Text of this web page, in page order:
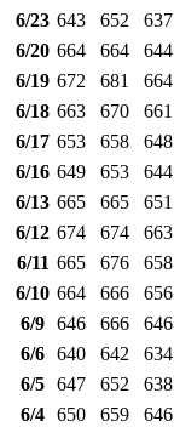
6/23 643 652 637
6/20 664 664 644
6/19 672 681 664
6/18 663 670 661
6/17 653 658 648
6/16 649 653 644
6/13 665 665 651
6/12 674 674 663
6/11 665 676 658
6/10 664 666 656
6/9 646 666 646
6/6 640 642 634
6/5 647 652 638
6/4 650 659 646